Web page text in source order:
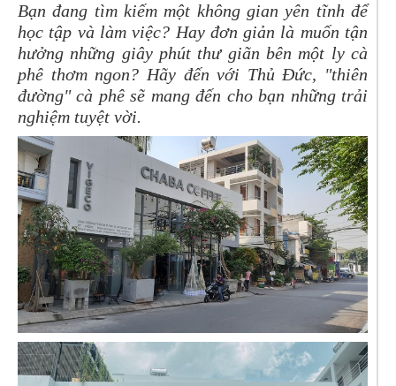
Bạn đang tìm kiếm một không gian yên tĩnh để
học tập và làm việc? Hay đơn giản là muốn tận
hưởng những giây phút thư giãn bên một ly cà
phê thơm ngon? Hãy đến với Thủ Đức, "thiên
đường" cà phê sẽ mang đến cho bạn những trải
nghiệm tuyệt vời.